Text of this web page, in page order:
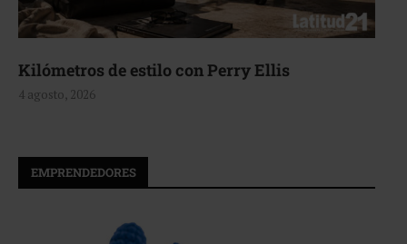
Kilómetros de estilo con Perry Ellis
4 agosto, 2026
EMPRENDEDORES